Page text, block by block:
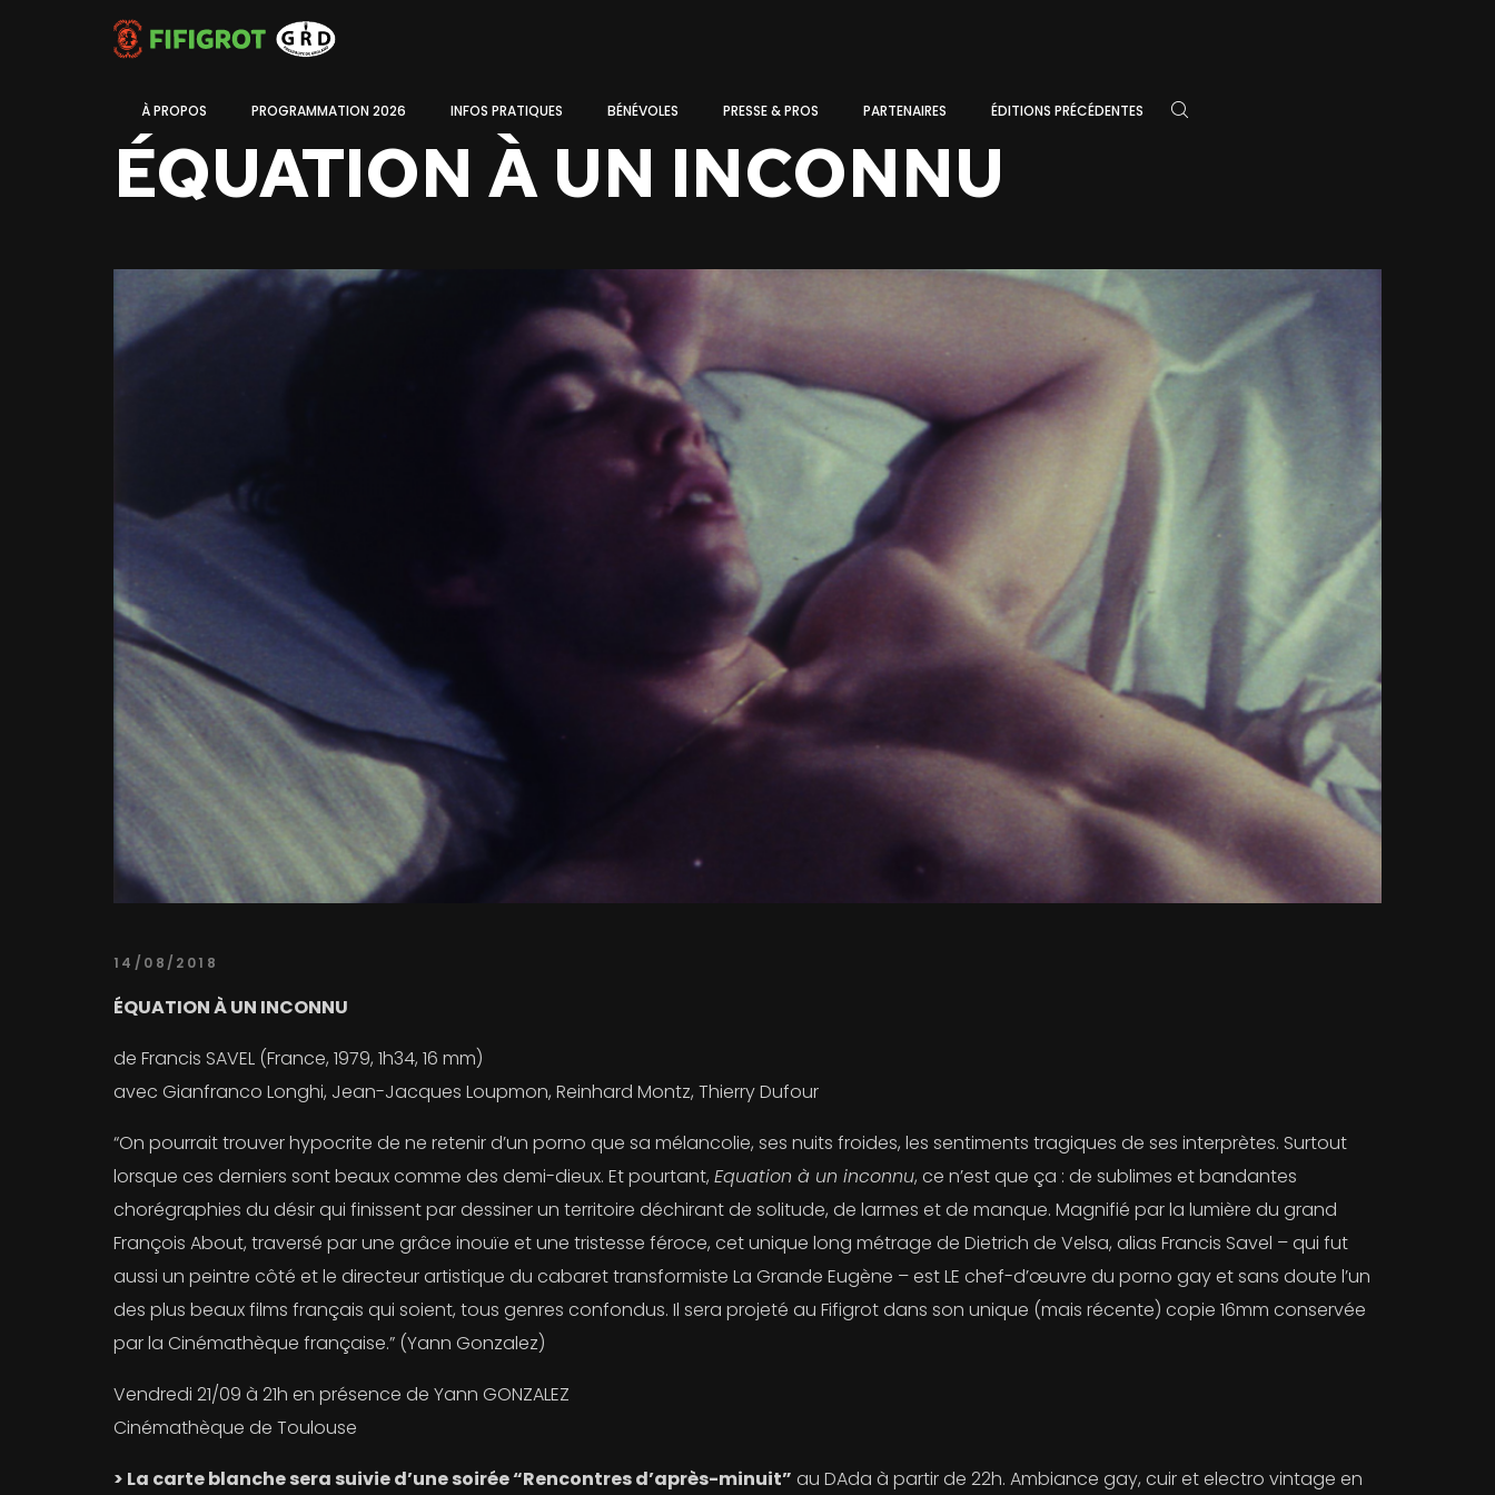
À PROPOS PROGRAMMATION 2026 INFOS PRATIQUES BÉNÉVOLES PRESSE & PROS PARTENAIRES ÉDITIONS PRÉCÉDENTES
ÉQUATION À UN INCONNU
14/08/2018
ÉQUATION À UN INCONNU
de Francis SAVEL (France, 1979, 1h34, 16 mm)
avec Gianfranco Longhi, Jean-Jacques Loupmon, Reinhard Montz, Thierry Dufour
“On pourrait trouver hypocrite de ne retenir d’un porno que sa mélancolie, ses nuits froides, les sentiments tragiques de ses interprètes. Surtout
lorsque ces derniers sont beaux comme des demi-dieux. Et pourtant, Equation à un inconnu, ce n’est que ça : de sublimes et bandantes
chorégraphies du désir qui finissent par dessiner un territoire déchirant de solitude, de larmes et de manque. Magnifié par la lumière du grand
François About, traversé par une grâce inouïe et une tristesse féroce, cet unique long métrage de Dietrich de Velsa, alias Francis Savel – qui fut
aussi un peintre côté et le directeur artistique du cabaret transformiste La Grande Eugène – est LE chef-d’œuvre du porno gay et sans doute l’un
des plus beaux films français qui soient, tous genres confondus. Il sera projeté au Fifigrot dans son unique (mais récente) copie 16mm conservée
par la Cinémathèque française.” (Yann Gonzalez)
Vendredi 21/09 à 21h en présence de Yann GONZALEZ
Cinémathèque de Toulouse
> La carte blanche sera suivie d’une soirée “Rencontres d’après-minuit” au DAda à partir de 22h. Ambiance gay, cuir et electro vintage en